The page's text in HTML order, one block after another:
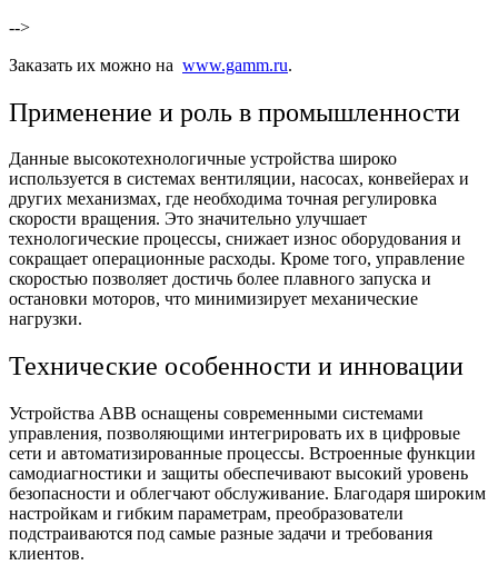
-->
Заказать их можно на www.gamm.ru.
Применение и роль в промышленности
Данные высокотехнологичные устройства широко
используется в системах вентиляции, насосах, конвейерах и
других механизмах, где необходима точная регулировка
скорости вращения. Это значительно улучшает
технологические процессы, снижает износ оборудования и
сокращает операционные расходы. Кроме того, управление
скоростью позволяет достичь более плавного запуска и
остановки моторов, что минимизирует механические
нагрузки.
Технические особенности и инновации
Устройства ABB оснащены современными системами
управления, позволяющими интегрировать их в цифровые
сети и автоматизированные процессы. Встроенные функции
самодиагностики и защиты обеспечивают высокий уровень
безопасности и облегчают обслуживание. Благодаря широким
настройкам и гибким параметрам, преобразователи
подстраиваются под самые разные задачи и требования
клиентов.